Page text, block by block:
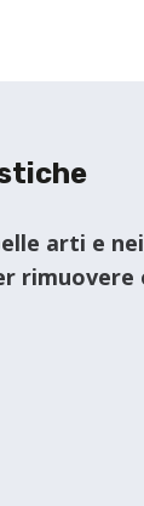
arti e
rimuovere